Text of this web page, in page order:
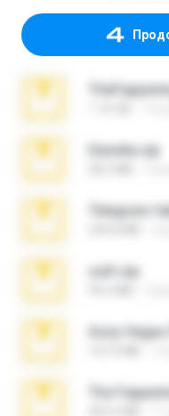
Daniela.zip
Telegram
ouh!.zip
The